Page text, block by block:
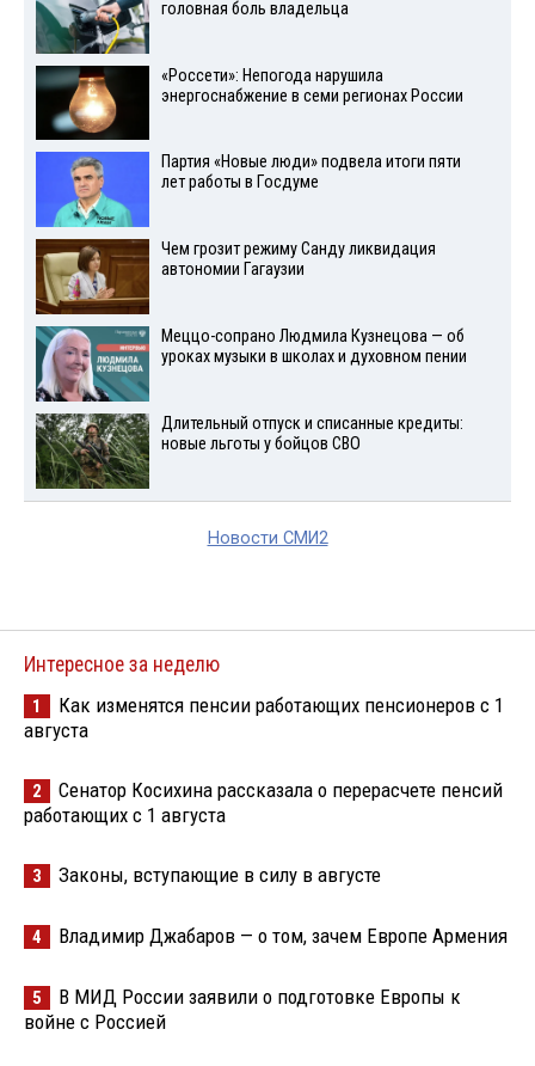
головная боль владельца
«Россети»: Непогода нарушила
энергоснабжение в семи регионах России
Партия «Новые люди» подвела итоги пяти
лет работы в Госдуме
Чем грозит режиму Санду ликвидация
автономии Гагаузии
Меццо-сопрано Людмила Кузнецова — об
уроках музыки в школах и духовном пении
Длительный отпуск и списанные кредиты:
новые льготы у бойцов СВО
Новости СМИ2
Интересное за неделю
1
Как изменятся пенсии работающих пенсионеров с 1
августа
2
Сенатор Косихина рассказала о перерасчете пенсий
работающих с 1 августа
3 Законы, вступающие в силу в августе
4 Владимир Джабаров — о том, зачем Европе Армения
5
В МИД России заявили о подготовке Европы к
войне с Россией